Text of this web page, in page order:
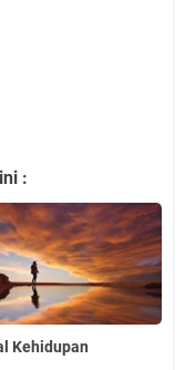
:
Kehidupan